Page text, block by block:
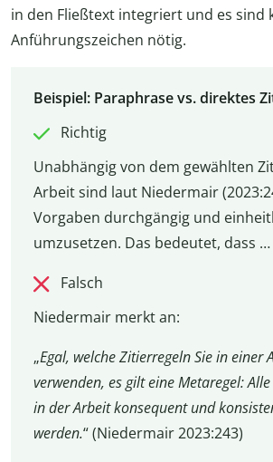
in den Fließtext integriert und es sind
Anführungszeichen nötig.
Beispiel: Paraphrase vs. direktes
Richtig
Unabhängig von dem gewählten
Arbeit sind laut Niedermair
Vorgaben durchgängig und
umzusetzen. Das bedeutet, dass …
Falsch
Niedermair merkt an:
„Egal, welche Zitierregeln Sie in einer
verwenden, es gilt eine Metaregel:
in der Arbeit konsequent und
werden.“ (Niedermair 2023:243)